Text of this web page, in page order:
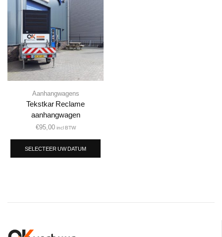
Aanhangwagens
Tekstkar Reclame
aanhangwagen
€95,00 incl BTW
SELECTEER UW DATUM